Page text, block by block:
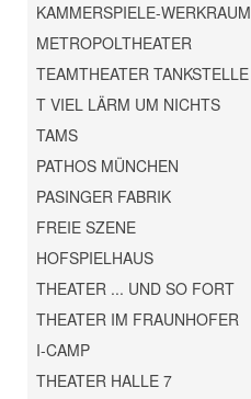
KAMMERSPIELE-WERKRAUM
METROPOLTHEATER
TEAMTHEATER TANKSTELLE
T VIEL LÄRM UM NICHTS
TAMS
PATHOS MÜNCHEN
PASINGER FABRIK
FREIE SZENE
HOFSPIELHAUS
THEATER ... UND SO FORT
THEATER IM FRAUNHOFER
I-CAMP
THEATER HALLE 7